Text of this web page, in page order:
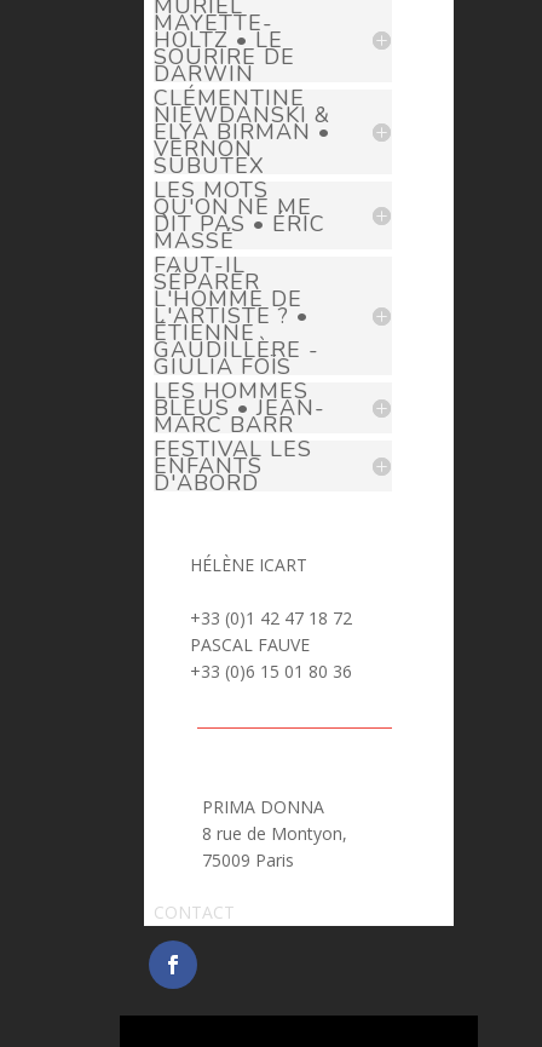
MURIEL
MAYETTE-
HOLTZ • LE
SOURIRE DE
DARWIN
CLÉMENTINE
NIEWDANSKI &
ELYA BIRMAN •
VERNON
SUBUTEX
LES MOTS
QU'ON NE ME
DIT PAS • ÉRIC
MASSÉ
FAUT-IL
SÉPARER
L'HOMME DE
L'ARTISTE ? •
ÉTIENNE
GAUDILLÈRE -
GIULIA FOÏS
LES HOMMES
BLEUS • JEAN-
MARC BARR
FESTIVAL LES
ENFANTS
D'ABORD
HÉLÈNE ICART
> helene.icart@prima-donna.fr
+33 (0)1 42 47 18 72
PASCAL FAUVE
> pascal.fauve@prima-donna.fr
+33 (0)6 15 01 80 36
PRIMA DONNA
8 rue de Montyon,
75009 Paris
CONTACT